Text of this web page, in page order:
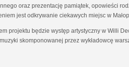
oraz prezentację pamiątek, opowieści
jest odkrywanie ciekawych miejsc w
projektu będzie występ artystyczny w Willi
skomponowanej przez wykładowcę